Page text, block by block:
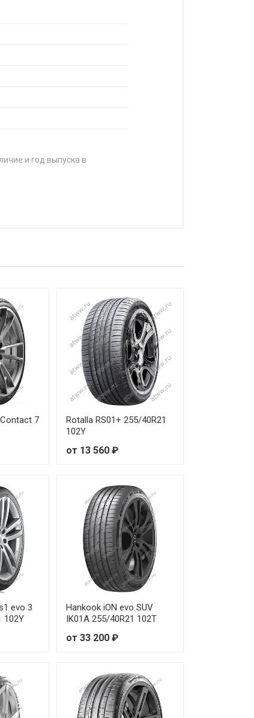
и год выпуска в
7
Rotalla RS01+ 255/40R21
102Y
от 13 560 ₽
evo 3
102Y
Hankook iON evo SUV
IK01A 255/40R21 102T
от 33 200 ₽